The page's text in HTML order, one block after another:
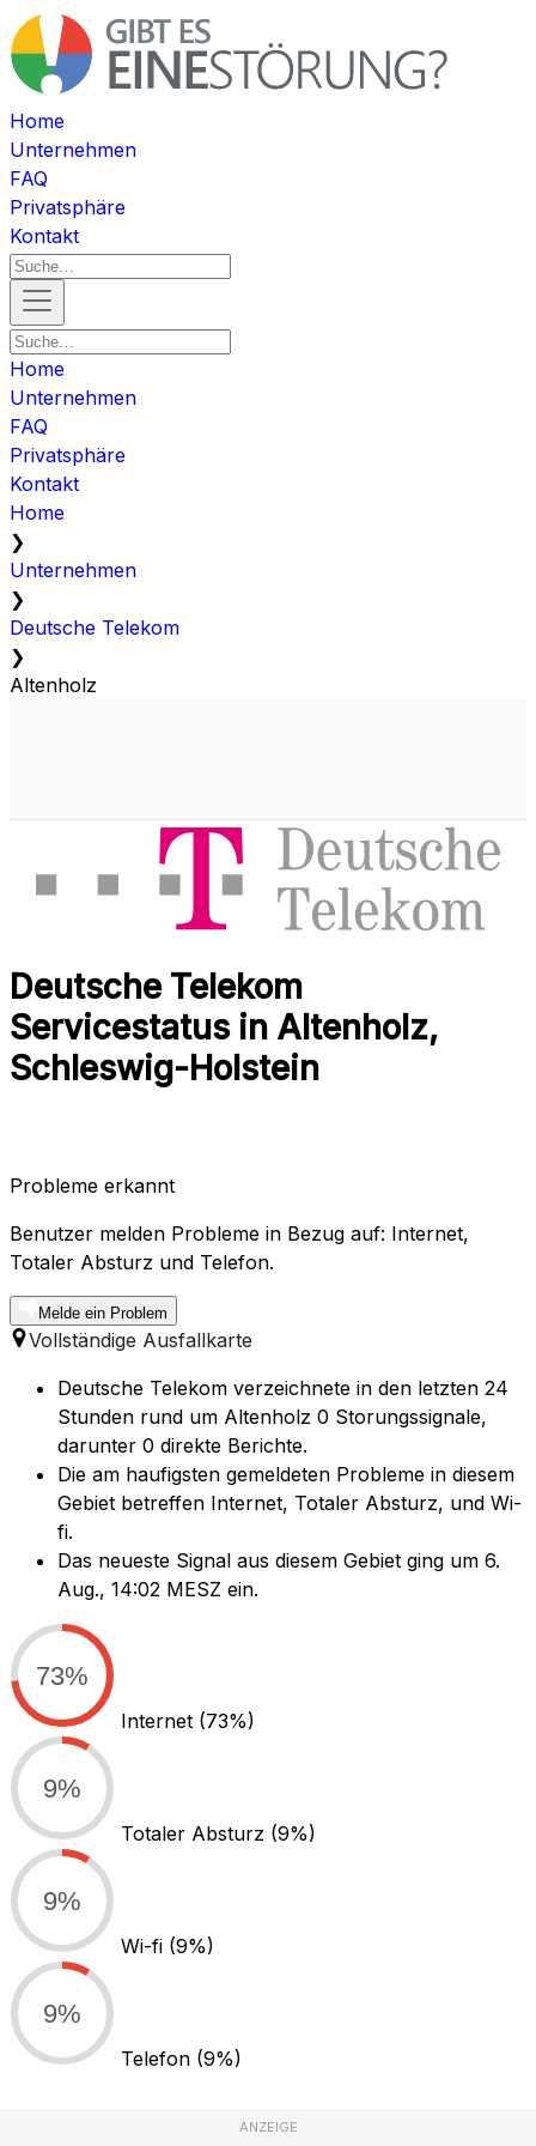
Home
Unternehmen
FAQ
Privatsphäre
Kontakt
Home
Unternehmen
FAQ
Privatsphäre
Kontakt
Home
❯
Unternehmen
❯
Deutsche Telekom
❯
Altenholz
Deutsche Telekom
Servicestatus in Altenholz,
Schleswig-Holstein
Probleme erkannt
Benutzer melden Probleme in Bezug auf: Internet,
Totaler Absturz und Telefon.
Melde ein Problem
Vollständige Ausfallkarte
Deutsche Telekom verzeichnete in den letzten 24
Stunden rund um Altenholz 0 Storungssignale,
darunter 0 direkte Berichte.
Die am haufigsten gemeldeten Probleme in diesem
Gebiet betreffen Internet, Totaler Absturz, und Wi-
fi.
Das neueste Signal aus diesem Gebiet ging um 6.
Aug., 14:02 MESZ ein.
73%
Internet (73%)
9%
Totaler Absturz (9%)
9%
Wi-fi (9%)
9%
Telefon (9%)
ANZEIGE